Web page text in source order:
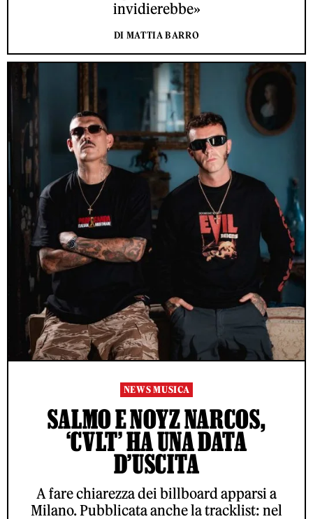
invidierebbe»
DI MATTIA BARRO
NEWS MUSICA
SALMO E NOYZ NARCOS,
‘CVLT’ HA UNA DATA
D’USCITA
A fare chiarezza dei billboard apparsi a
Milano. Pubblicata anche la tracklist: nel